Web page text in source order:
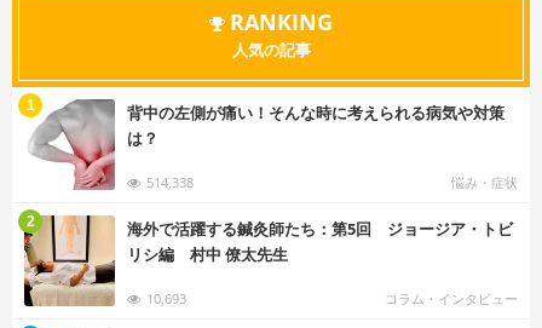
RANKING
人気の記事
背中の左側が痛い！そんな時に考えられる病気や対策
は？
514,338 悩み・症状
1
海外で活躍する鍼灸師たち：第5回 ジョージア・トビ
リシ編 村中 僚太先生
10,693 コラム・インタビュー
2